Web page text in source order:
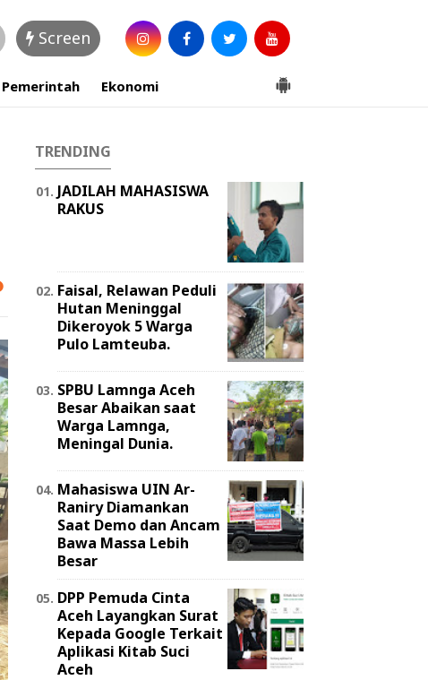
Screen
Pemerintah Ekonomi
TRENDING
JADILAH MAHASISWA
RAKUS
Faisal, Relawan Peduli
Hutan Meninggal
Dikeroyok 5 Warga
Pulo Lamteuba.
SPBU Lamnga Aceh
Besar Abaikan saat
Warga Lamnga,
Meningal Dunia.
Mahasiswa UIN Ar-
Raniry Diamankan
Saat Demo dan Ancam
Bawa Massa Lebih
Besar
DPP Pemuda Cinta
Aceh Layangkan Surat
Kepada Google Terkait
Aplikasi Kitab Suci
Aceh